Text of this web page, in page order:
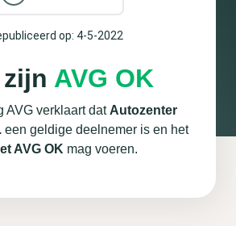
op: 4-5-2022
AVG OK
AVG verklaart dat Autozenter
een geldige deelnemer is en het
AVG OK mag voeren.